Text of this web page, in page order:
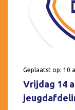
Geplaatst op: 10
Vrijdag 14